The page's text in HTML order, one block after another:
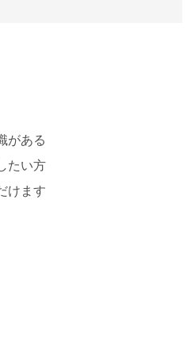
がある
たい方
けます